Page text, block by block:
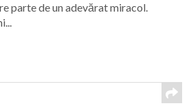
parte de un adevărat miracol.